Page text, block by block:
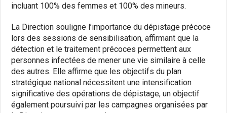
incluant 100% des femmes et 100% des mineurs.
La Direction souligne l’importance du dépistage précoce
lors des sessions de sensibilisation, affirmant que la
détection et le traitement précoces permettent aux
personnes infectées de mener une vie similaire à celle
des autres. Elle affirme que les objectifs du plan
stratégique national nécessitent une intensification
significative des opérations de dépistage, un objectif
également poursuivi par les campagnes organisées par